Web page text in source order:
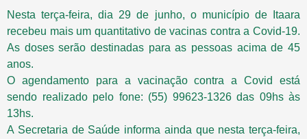
Nesta terça-feira, dia 29 de junho, o município de Itaara
recebeu mais um quantitativo de vacinas contra a Covid-19.
As doses serão destinadas para as pessoas acima de 45
anos.
O agendamento para a vacinação contra a Covid está
sendo realizado pelo fone: (55) 99623-1326 das 09hs às
13hs.
A Secretaria de Saúde informa ainda que nesta terça-feira,